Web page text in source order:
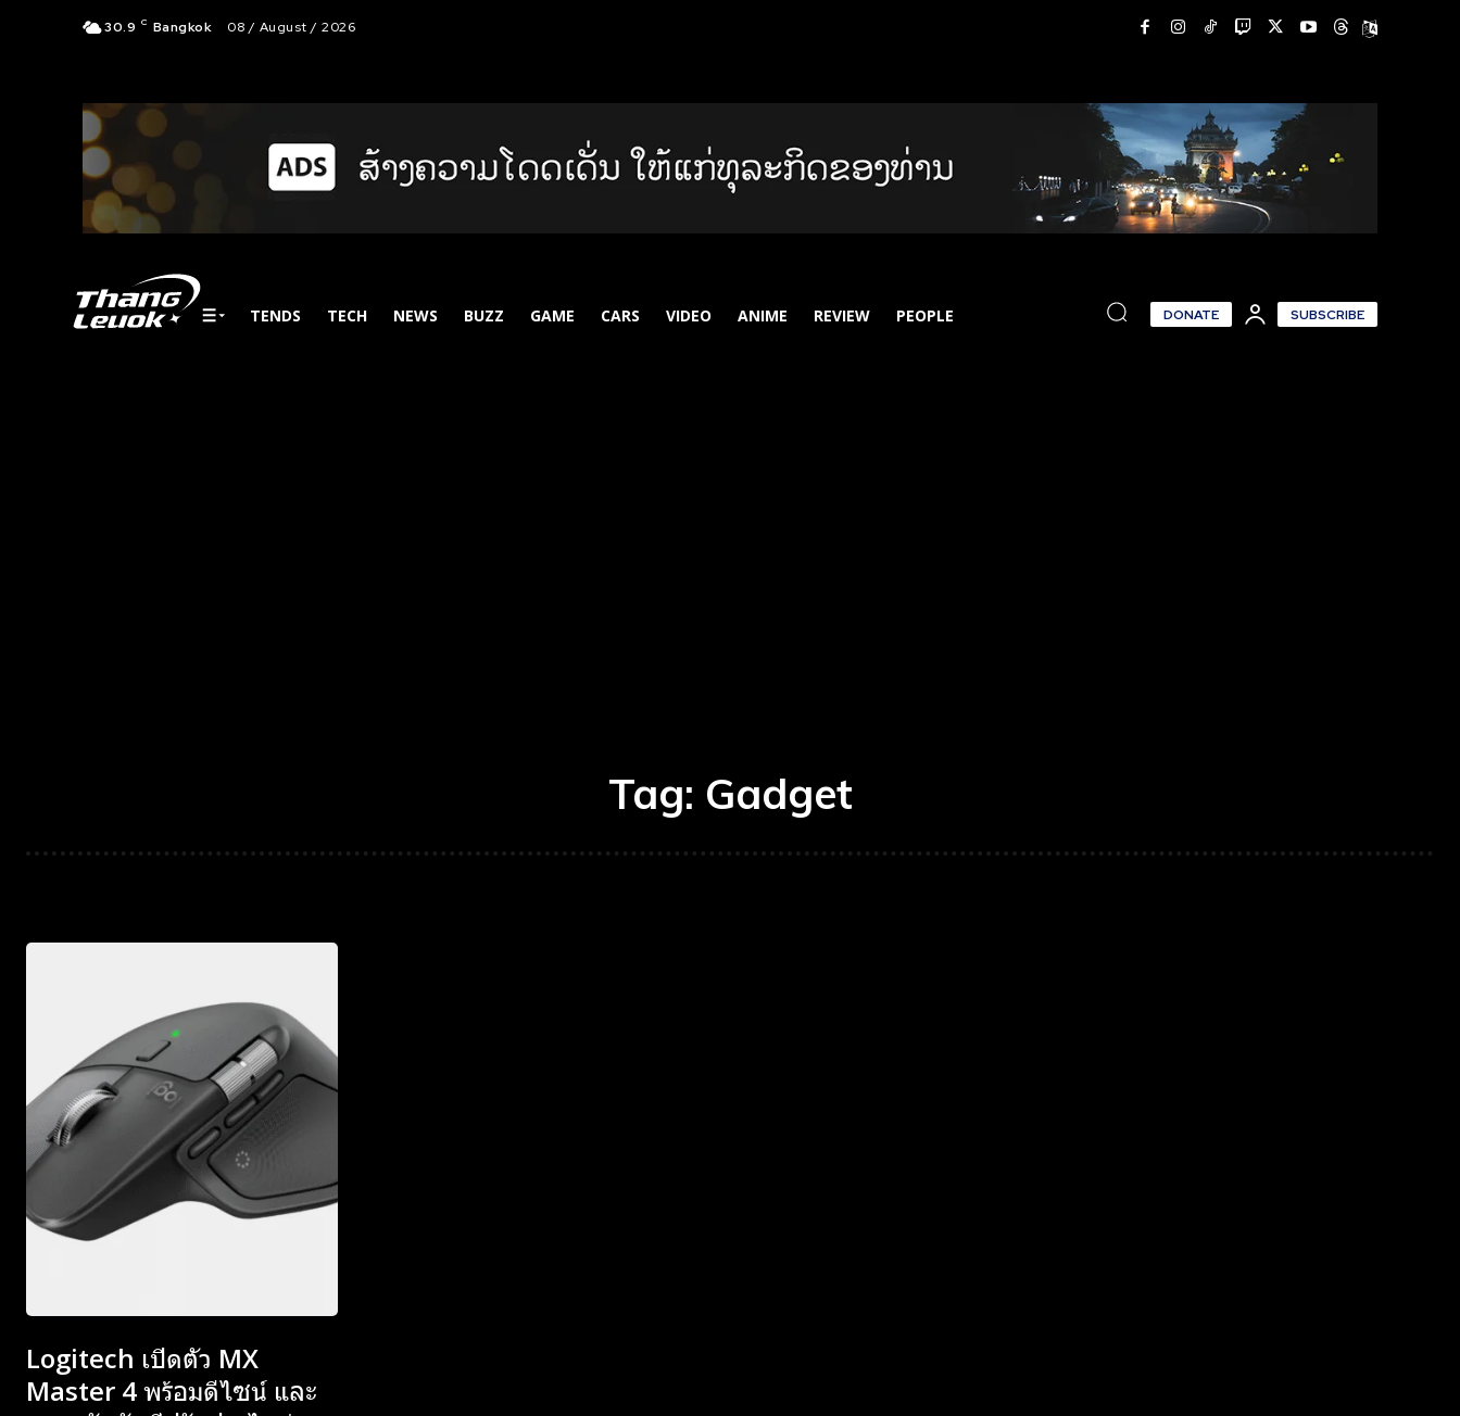
Subscribe now
premium
content
Subscribe now
premium
content
30.9 C Bangkok 08 / August / 2026
TENDS TECH NEWS BUZZ GAME CARS VIDEO ANIME REVIEW PEOPLE DONATE SUBSCRIBE
Tag: Gadget
Logitech เปิดตัว MX
Master 4 พร้อมดีไซน์ และ